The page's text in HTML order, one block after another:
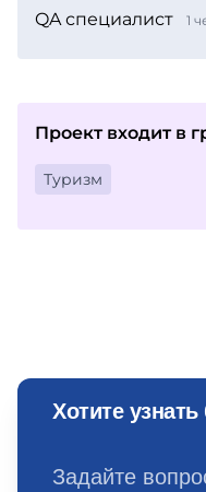
QA специалист 1
Проект входит в
Туризм
Хотите
Задайте